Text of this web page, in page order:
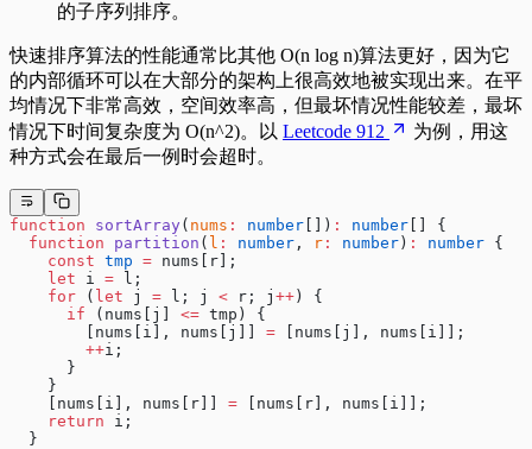
的子序列排序。
快速排序算法的性能通常比其他 O(n log n)算法更好，因为它
的内部循环可以在大部分的架构上很高效地被实现出来。在平
均情况下非常高效，空间效率高，但最坏情况性能较差，最坏
情况下时间复杂度为 O(n^2)。以 Leetcode 912
为例，用这
种方式会在最后一例时会超时。
function sortArray( nums : number []) : number [] {
  function
partition ( l : number , r : number) : number {
    const
tmp = nums[r];
    let
i = l;
    for
( let j = l; j < r; j ++) {
      if
(nums[j] <= tmp) {
        [nums[i], nums[j]]
= [nums[j], nums[i]];
        ++
i;
      }
    }
    [nums[i], nums[r]]
= [nums[r], nums[i]];
    return
i;
  }